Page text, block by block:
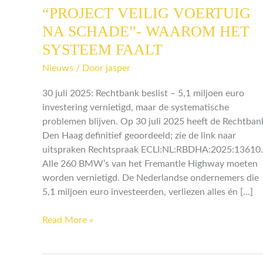
“PROJECT VEILIG VOERTUIG
NA SCHADE”- WAAROM HET
SYSTEEM FAALT
Nieuws / Door jasper
30 juli 2025: Rechtbank beslist – 5,1 miljoen euro
investering vernietigd, maar de systematische
problemen blijven. Op 30 juli 2025 heeft de
Den Haag definitief geoordeeld; zie de link naar
uitspraken Rechtspraak ECLI:NL:RBDHA:2025:13610.
Alle 260 BMW’s van het Fremantle Highway moeten
worden vernietigd. De Nederlandse ondernemers die
5,1 miljoen euro investeerden, verliezen alles én […]
“PROJECT
VEILIG
VOERTUIG
NA
SCHADE”-
HET
SYSTEEM
FAALT
Read More »